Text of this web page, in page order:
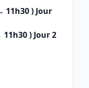
11h30 ) Jour
) Jour 2